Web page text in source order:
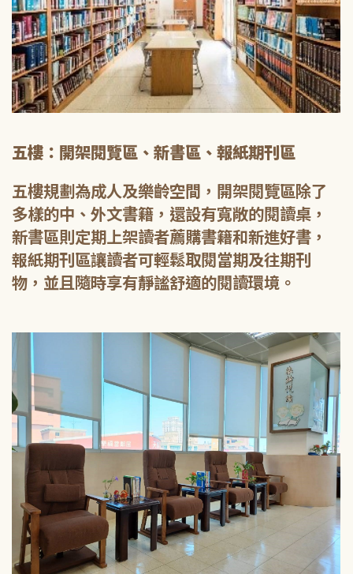
五樓：開架閱覽區、新書區、報紙期刊區
五樓規劃為成人及樂齡空間，開架閱覽區除了
多樣的中、外文書籍，還設有寬敞的閱讀桌，
新書區則定期上架讀者薦購書籍和新進好書，
報紙期刊區讓讀者可輕鬆取閱當期及往期刊
物，並且隨時享有靜謐舒適的閱讀環境。